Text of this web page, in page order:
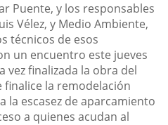
Puente, y los responsables
Vélez, y Medio Ambiente,
técnicos de esos
un encuentro este jueves
vez finalizada la obra del
finalice la remodelación
la escasez de aparcamiento
a quienes acudan al